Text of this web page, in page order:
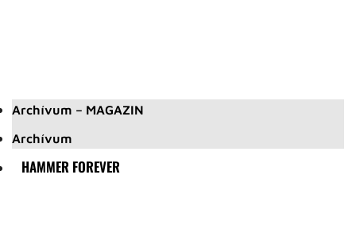
Archívum – MAGAZIN
Archívum
HAMMER FOREVER